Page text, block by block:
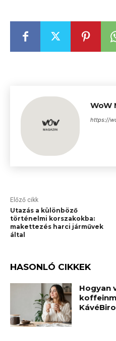
WoW
https://
Előző cikk
Utazás a különböző
történelmi korszakokba:
makettezés harci járművek
által
HASONLÓ CIKKEK
Hogyan